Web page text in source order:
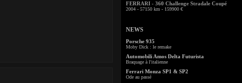
FERRARI - 360 Challenge Stradale Coupé
2004 - 57150 km - 159900 €
NEWS
Porsche 935
Moby Dick : le remake
Automobili Amos Delta Futurista
Braquage à l'italienne
Ferrari Monza SP1 & SP2
Ode au passé